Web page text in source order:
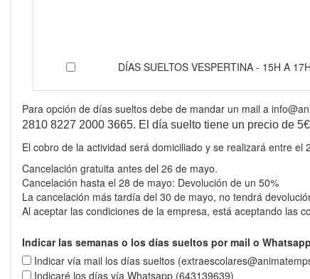
DÍAS SUELTOS VESPERTINA - 15H A
Para opción de días sueltos debe de mandar un mail a
2810 8227 2000 3665. El día suelto tiene un precio de
El cobro de la actividad será domiciliado y se realizará entre
Cancelación gratuita antes del 26 de mayo.
Cancelación hasta el 28 de mayo: Devolución de un 50%
La cancelación más tardía del 30 de mayo, no tendrá
Al aceptar las condiciones de la empresa, está aceptando las
Indicar las semanas o los días sueltos por mail o Whatsapp
Indicar vía mail los días sueltos
Indicaré los días vía Whatsapp (643139639)